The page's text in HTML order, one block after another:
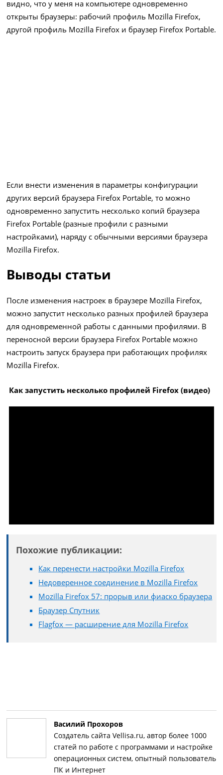
видно, что у меня на компьютере одновременно
открыты браузеры: рабочий профиль Mozilla Firefox,
другой профиль Mozilla Firefox и браузер Firefox Portable.
Если внести изменения в параметры конфигурации
других версий браузера Firefox Portable, то можно
одновременно запустить несколько копий браузера
Firefox Portable (разные профили с разными
настройками), наряду с обычными версиями браузера
Mozilla Firefox.
Выводы статьи
После изменения настроек в браузере Mozilla Firefox,
можно запустит несколько разных профилей браузера
для одновременной работы с данными профилями. В
переносной версии браузера Firefox Portable можно
настроить запуск браузера при работающих профилях
Mozilla Firefox.
Как запустить несколько профилей Firefox (видео)
Похожие публикации:
Как перенести настройки Mozilla Firefox
Недоверенное соединение в Mozilla Firefox
Mozilla Firefox 57: прорыв или фиаско браузера
Браузер Спутник
Flagfox — расширение для Mozilla Firefox
Василий Прохоров
Создатель сайта Vellisa.ru, автор более 1000
статей по работе с программами и настройке
операционных систем, опытный пользователь
ПК и Интернет